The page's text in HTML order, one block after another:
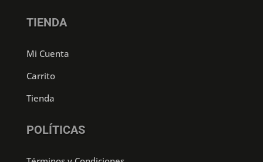
TIENDA
Mi Cuenta
Carrito
Tienda
POLÍTICAS